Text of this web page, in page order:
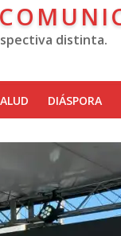
distinta.
DIÁSPORA